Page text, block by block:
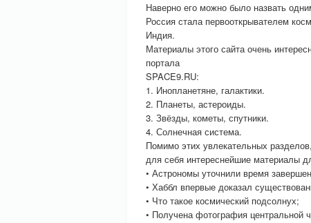
Наверно его можно было назвать
Россия стала первооткрывателем
Индия.
Материалы этого сайта очень
портала
SPACE9.RU:
1. Инопланетяне, галактики.
2. Планеты, астероиды.
3. Звёзды, кометы, спутники.
4. Солнечная система.
Помимо этих увлекательных
для себя интереснейшие материалы
• Астрономы уточнили время
• Хаббл впервые доказал
• Что такое космический подсолнух;
• Получена фотография центральной